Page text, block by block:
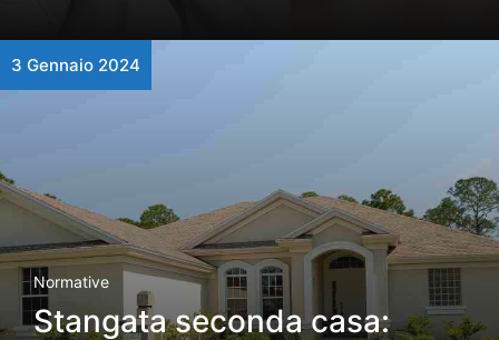
3 Gennaio 2024
Normative
Stangata seconda casa: